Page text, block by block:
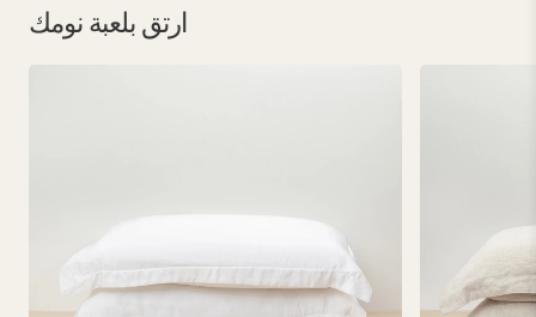
ارتق بلعبة نومك